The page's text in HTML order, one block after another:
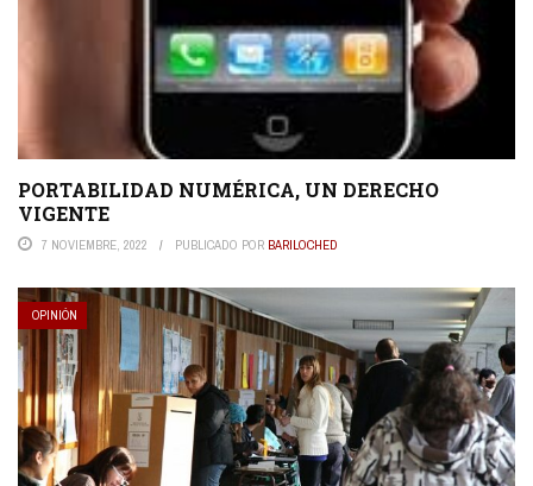
PORTABILIDAD NUMÉRICA, UN DERECHO
VIGENTE
7 NOVIEMBRE, 2022 PUBLICADO POR BARILOCHED
OPINIÓN